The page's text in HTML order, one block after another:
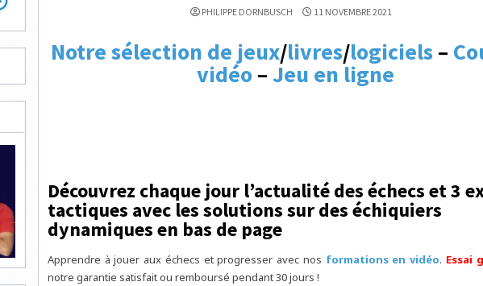
PHILIPPE DORNBUSCH 11 NOVEMBRE 2021
Notre sélection de jeux/livres/logiciels–
vidéo–Jeu en ligne
Découvrez chaque jour l’actualité des échecs et 3
tactiques avec les solutions sur des échiquiers
dynamiques en bas de page
Apprendre à jouer aux échecs et progresser avec nos formations en vidéo. Essai
notre garantie satisfait ou remboursé pendant 30 jours !